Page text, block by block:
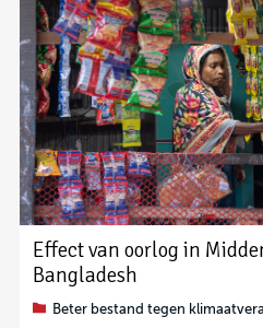
Effect van oorlog in
Bangladesh
Beter bestand tegen